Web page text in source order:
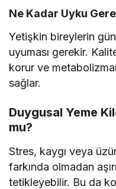
Ne Kadar Uyku
Yetişkin bireylerin
uyuması gerekir.
korur ve
sağlar.
Duygusal Yeme
mu?
Stres, kaygı veya
farkında olmadan
tetikleyebilir. Bu da